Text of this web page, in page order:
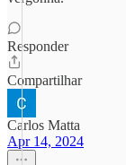
Responder
Compartilhar
Carlos Matta
Apr 14, 2024